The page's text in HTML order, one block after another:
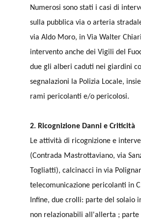
Numerosi sono stati i casi di
sulla pubblica via o arteria
via Aldo Moro, in Via Walter
intervento anche dei Vigili del
due gli alberi caduti nei giardini
segnalazioni la Polizia Locale,
rami pericolanti e/o pericolosi.
2. Ricognizione Danni e Criticità
Le attività di ricognizione e
(Contrada Mastrottaviano, via
Togliatti), calcinacci in via
telecomunicazione pericolanti in
Infine, due crolli: parte del solaio
non relazionabili all'allerta ; parte